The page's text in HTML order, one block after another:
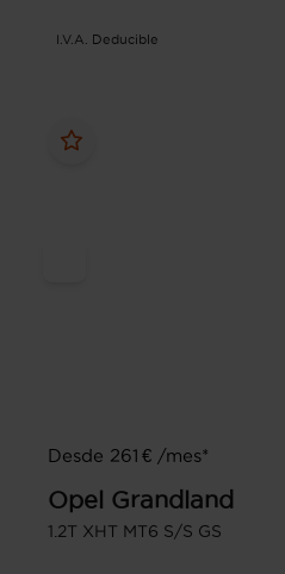
I.V.A. Deducible
Desde 261 € /mes*
Opel Grandland
1.2T XHT MT6 S/S GS